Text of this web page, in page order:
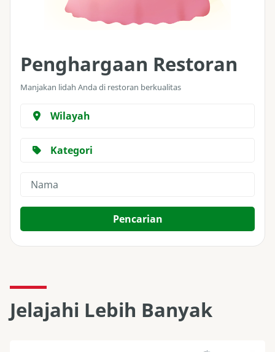
Penghargaan Restoran
Manjakan lidah Anda di restoran berkualitas
Wilayah
Kategori
Jelajahi Lebih Banyak